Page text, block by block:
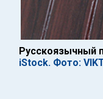
Русскоязычный
iStock. Фото: